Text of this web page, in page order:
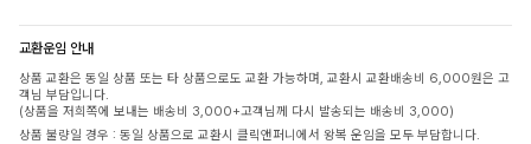
교환운임 안내
상품 교환은 동일 상품 또는 타 상품으로도 교환 가능하며, 교환시 교환배송비 6,000원은 고
객님 부담입니다.
(상품을 저희쪽에 보내는 배송비 3,000+고객님께 다시 발송되는 배송비 3,000)
상품 불량일 경우 : 동일 상품으로 교환시 클릭앤퍼니에서 왕복 운임을 모두 부담합니다.